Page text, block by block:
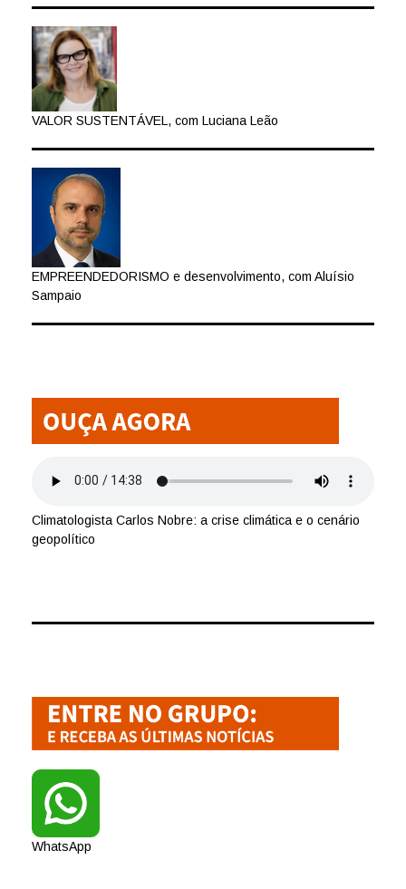
VALOR SUSTENTÁVEL, com Luciana Leão
EMPREENDEDORISMO e desenvolvimento, com Aluísio
Sampaio
Climatologista Carlos Nobre: a crise climática e o cenário
geopolítico
WhatsApp